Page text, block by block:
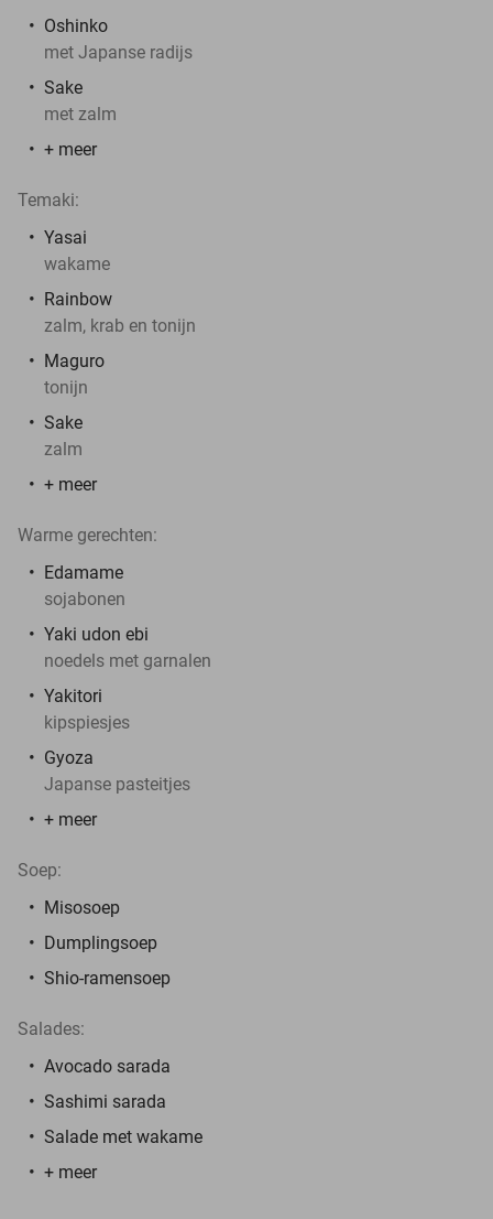
Oshinko
met Japanse radijs
Sake
met zalm
+ meer
Temaki:
Yasai
wakame
Rainbow
zalm, krab en tonijn
Maguro
tonijn
Sake
zalm
+ meer
Warme gerechten:
Edamame
sojabonen
Yaki udon ebi
noedels met garnalen
Yakitori
kipspiesjes
Gyoza
Japanse pasteitjes
+ meer
Soep:
Misosoep
Dumplingsoep
Shio-ramensoep
Salades:
Avocado sarada
Sashimi sarada
Salade met wakame
+ meer